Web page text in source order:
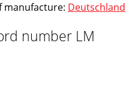
manufacture: Deutschland
number LM